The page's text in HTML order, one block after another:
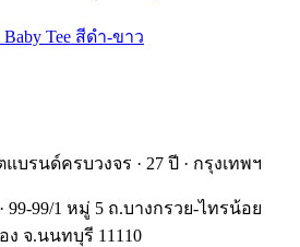
Baby Tee สีดำ-ขาว
บรนด์ครบวงจร · 27 ปี · กรุงเทพฯ
99/1 หมู่ 5 ถ.บางกรวย-ไทรน้อย
ง จ.นนทบุรี 11110